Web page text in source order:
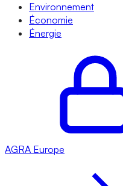
Environnement
Économie
Énergie
AGRA Europe